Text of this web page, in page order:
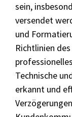
sein,
versendet
und
Richtlinien
Technische
erkannt und